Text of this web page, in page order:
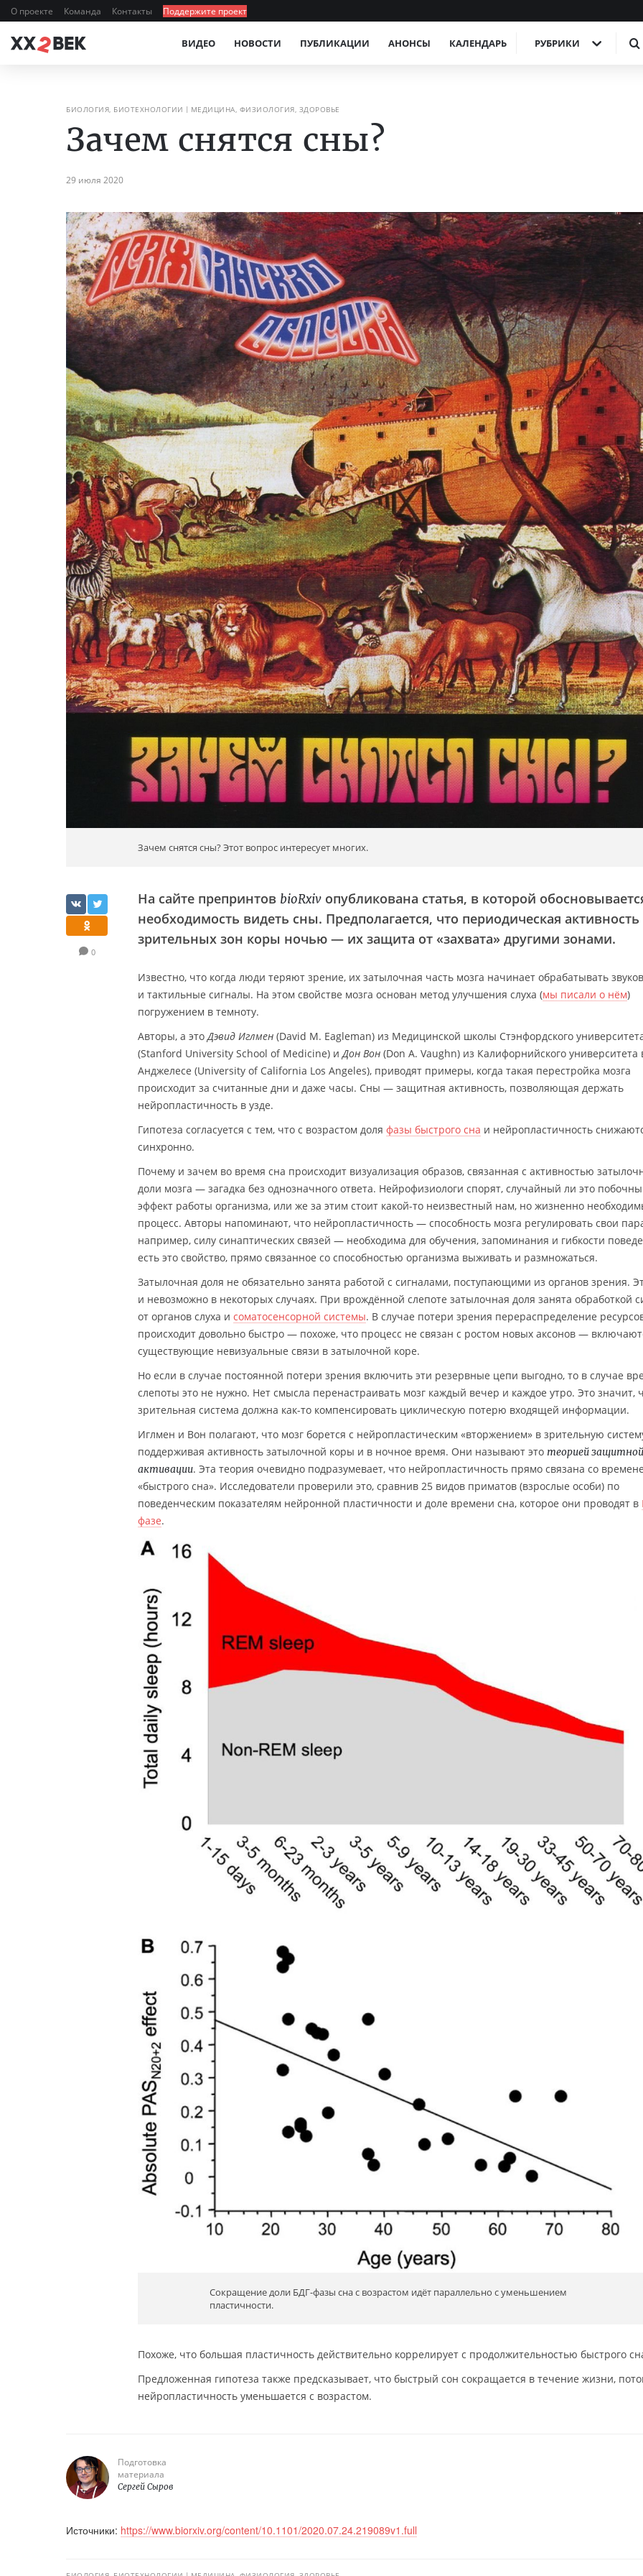
О проекте Команда Контакты Поддержите проект
ВИДЕО НОВОСТИ ПУБЛИКАЦИИ АНОНСЫ КАЛЕНДАРЬ РУБРИКИ
БИОЛОГИЯ, БИОТЕХНОЛОГИИ МЕДИЦИНА, ФИЗИОЛОГИЯ, ЗДОРОВЬЕ
Зачем снятся сны?
29 июля 2020
Зачем снятся сны? Этот вопрос интересует многих.
0
На сайте препринтов bioRxiv опубликована статья, в которой
необходимость видеть сны. Предполагается, что периодическая активность
зрительных зон коры ночью — их защита от «захвата» другими зонами.
Известно, что когда люди теряют зрение, их затылочная часть мозга начинает обрабатывать
и тактильные сигналы. На этом свойстве мозга основан метод улучшения слуха (мы писали о нём)
погружением в темноту.
Авторы, а этоДэвид Иглмен (David M. Eagleman) из Медицинской школы Стэнфордского
(Stanford University School of Medicine) иДон Вон (Don A. Vaughn) из Калифорнийского университета
Анджелесе (University of California Los Angeles), приводят примеры, когда такая перестройка мозга
происходит за считанные дни и даже часы. Сны — защитная активность, позволяющая держать
нейропластичность в узде.
Гипотеза согласуется с тем, что с возрастом доля фазы быстрого сна и нейропластичность
синхронно.
Почему и зачем во время сна происходит визуализация образов, связанная с активностью
доли мозга — загадка без однозначного ответа. Нейрофизиологи спорят, случайный ли это
эффект работы организма, или же за этим стоит какой-то неизвестный нам, но жизненно
процесс. Авторы напоминают, что нейропластичность — способность мозга регулировать свои
например, силу синаптических связей — необходима для обучения, запоминания и гибкости
есть это свойство, прямо связанное со способностью организма выживать и размножаться.
Затылочная доля не обязательно занята работой с сигналами, поступающими из органов зрения.
и невозможно в некоторых случаях. При врождённой слепоте затылочная доля занята обработкой
от органов слуха и соматосенсорной системы. В случае потери зрения перераспределение
происходит довольно быстро — похоже, что процесс не связан с ростом новых аксонов —
существующие невизуальные связи в затылочной коре.
Но если в случае постоянной потери зрения включить эти резервные цепи выгодно, то в случае
слепоты это не нужно. Нет смысла перенастраивать мозг каждый вечер и каждое утро. Это значит,
зрительная система должна как-то компенсировать циклическую потерю входящей информации.
Иглмен и Вон полагают, что мозг борется с нейропластическим «вторжением» в зрительную
поддерживая активность затылочной коры и в ночное время. Они называют это теорией защитной
активации. Эта теория очевидно подразумевает, что нейропластичность прямо связана со
«быстрого сна». Исследователи проверили это, сравнив 25 видов приматов (взрослые особи) по
поведенческим показателям нейронной пластичности и доле времени сна, которое они проводят в
фазе.
Сокращение доли БДГ-фазы сна с возрастом идёт параллельно с уменьшением
пластичности.
Похоже, что большая пластичность действительно коррелирует с продолжительностью быстрого
Предложенная гипотеза также предсказывает, что быстрый сон сокращается в течение жизни,
нейропластичность уменьшается с возрастом.
Подготовка
материала
Сергей Сыров
Источники: https://www.biorxiv.org/content/10.1101/2020.07.24.219089v1.full